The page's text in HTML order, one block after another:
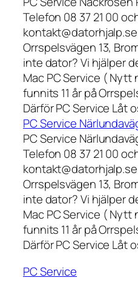
Telefon 08 37 21 00
Orrspelsvägen 13,
inte dator? Vi hjälper
Mac PC Service ( Nytt
funnits 11 år på
Därför PC Service Låt
PC Service
PC Service
Telefon 08 37 21 00
Orrspelsvägen 13,
inte dator? Vi hjälper
Mac PC Service ( Nytt
funnits 11 år på
Därför PC Service Låt
PC Service